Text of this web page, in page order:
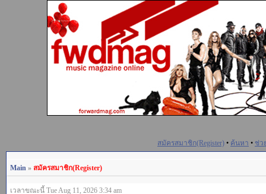
สมัครสมาชิก(Register) • ค้นหา • ช่ว
Main » สมัครสมาชิก(Register)
เวลาขณะนี้ Tue Aug 11, 2026 3:34 am